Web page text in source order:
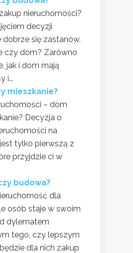
nieruchomości?
decyzji
dobrze się zastanów.
czy dom? Zarówno
jak i dom mają
i...
mieszkanie?
– dom
Decyzja o
na
tylko pierwszą z
przyjdzie ci w
budowa?
dla
osób staje w swoim
dylematem
tego, czy lepszym
dla nich zakup